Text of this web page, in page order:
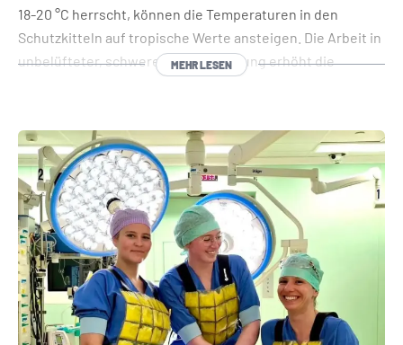
MEHR LESEN
18-20 °C herrscht, können die Temperaturen in den
Schutzkitteln auf tropische Werte ansteigen. Die Arbeit in
unbelüfteter, schwerer Schutzkleidung erhöht die
Für Chirurgen und OP-Personal führt dies zu:
Übermäßiges Schwitzen und durchnässte Kleidung
Erhöhte Herzfrequenz
Unbehagen
Erhöhte Müdigkeit
Konzentrationsverlust (um bis zu 40 %)
Langsamere Reaktionszeiten, was die Sicherheit
beeinträchtigen kann